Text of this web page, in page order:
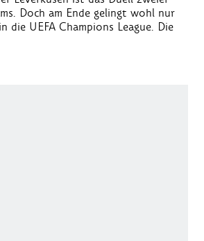
Doch am Ende gelingt wohl nur
die UEFA Champions League. Die